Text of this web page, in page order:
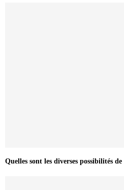
Quelles sont les diverses possibilités